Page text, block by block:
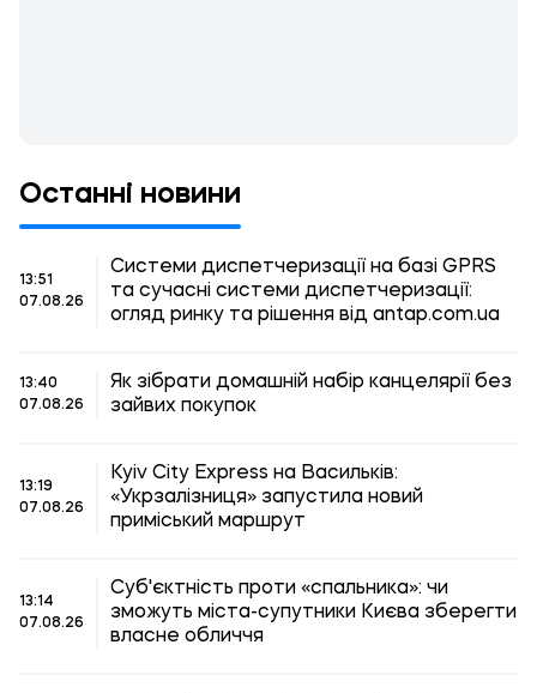
Останні новини
13:51
07.08.26
Системи диспетчеризації на базі GPRS
та сучасні системи диспетчеризації:
огляд ринку та рішення від antap.com.ua
13:40
07.08.26
Як зібрати домашній набір канцелярії без
зайвих покупок
13:19
07.08.26
Kyiv City Express на Васильків:
«Укрзалізниця» запустила новий
приміський маршрут
13:14
07.08.26
Суб'єктність проти «спальника»: чи
зможуть міста-супутники Києва зберегти
власне обличчя